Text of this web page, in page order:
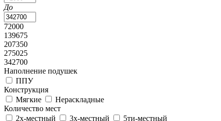
До
72000
139675
207350
275025
342700
Наполнение подушек
ППУ
Конструкция
Мягкие
Нераскладные
Количество мест
2х-местный
3х-местный
5ти-местный